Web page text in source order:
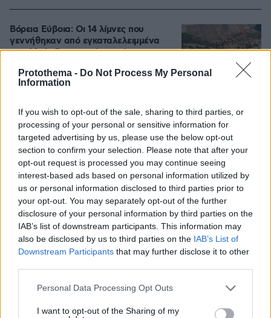
Protothema - Do Not Process My Personal
Information
If you wish to opt-out of the sale, sharing to third parties, or
processing of your personal or sensitive information for
targeted advertising by us, please use the below opt-out
section to confirm your selection. Please note that after your
opt-out request is processed you may continue seeing
interest-based ads based on personal information utilized by
us or personal information disclosed to third parties prior to
your opt-out. You may separately opt-out of the further
disclosure of your personal information by third parties on the
IAB’s list of downstream participants. This information may
also be disclosed by us to third parties on the IAB’s List of
Downstream Participants that may further disclose it to other
Please note that this website/app uses one or more Google
not limited to your visit or usage behaviour. You may click to
Personal Data Processing Opt Outs
I want to opt-out of the Sharing of my
Βόρεια Εύβοια: Οι 14 λίμνες που
γεννήθηκαν από εγκαταλελειμμένα
μεταλλεία δημιουργώντας ένα
αεροφωτογραφίες
Άγκυρα, Ριάντ και Ισλαμαμπάντ: Ο
νέος ισχυρός άξονας στη Μέση
Ανατολή ανοίγει τον δρόμο για το
«ισλαμικό ΝΑΤΟ», τι σημαίνει η
συμφωνία της Μέκκας
07.08.2026, 17:19 56
«Δεν το πιστεύουμε», λένε οι
Αμερικανοί που υιοθέτησαν τον
για το φονικό στην Κυψέλη και η
σιωπή στην απολογία